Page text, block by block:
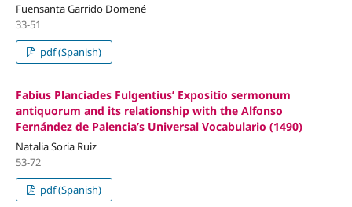
Fuensanta Garrido Domené
33-51
pdf (Spanish)
Fabius Planciades Fulgentius’ Expositio sermonum
antiquorum and its relationship with the Alfonso
Fernández de Palencia’s Universal Vocabulario (1490)
Natalia Soria Ruiz
53-72
pdf (Spanish)